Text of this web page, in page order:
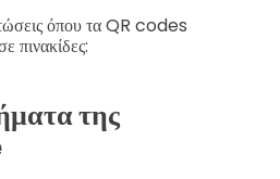
όπου τα QR codes
πινακίδες:
της